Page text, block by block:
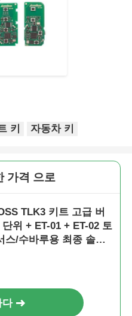
키 자동차 키
가격 으로
TLK3 키트 고급 버
위 + ET-01 + ET-02 토
스/수바루용 최종 솔루
다